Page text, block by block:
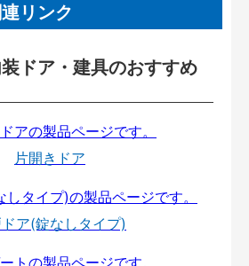
リンク
ドア・建具のおすすめ
片開きドア
ア(錠なしタイプ)